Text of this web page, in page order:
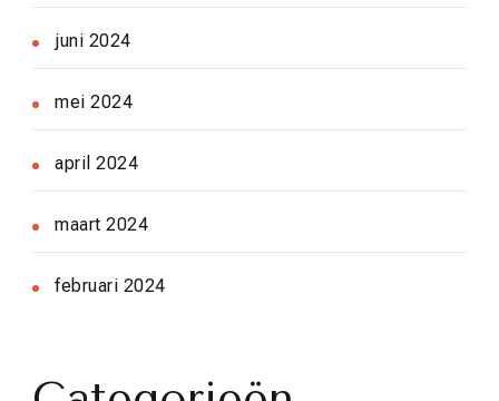
juni 2024
mei 2024
april 2024
maart 2024
februari 2024